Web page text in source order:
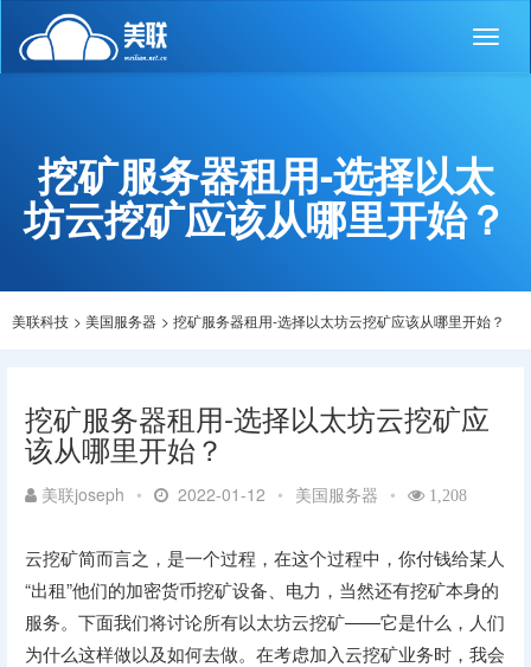
挖矿服务器租用-选择以太
坊云挖矿应该从哪里开始？
美联科技 > 美国服务器 > 挖矿服务器租用-选择以太坊云挖矿应该从哪里开始？
挖矿服务器租用-选择以太坊云挖矿应
该从哪里开始？
美联joseph • 2022-01-12 • 美国服务器 • 1,208
云挖矿简而言之，是一个过程，在这个过程中，你付钱给某人
“出租”他们的加密货币挖矿设备、电力，当然还有挖矿本身的
服务。下面我们将讨论所有以太坊云挖矿——它是什么，人们
为什么这样做以及如何去做。在考虑加入云挖矿业务时，我会